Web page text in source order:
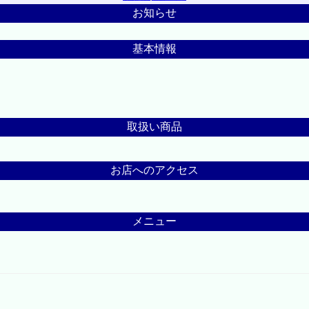
お知らせ
基本情報
取扱い商品
お店へのアクセス
メニュー